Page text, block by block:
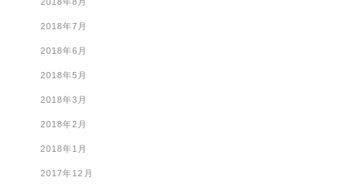
2018年7月
2018年6月
2018年5月
2018年3月
2018年2月
2018年1月
2017年12月